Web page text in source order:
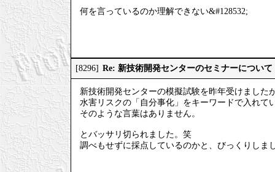
何を言っているのか理解できない&#128532;
[8296] Re: 新技術開発センターのセミナーについて
新技術開発センターの模擬試験を昨年受けました
水害リスクの「自分事化」をキーワードで入れて
そのような言葉はありません。
とバッサリ切られました。笑
調べもせずに採点しているのかと、びっくりしま